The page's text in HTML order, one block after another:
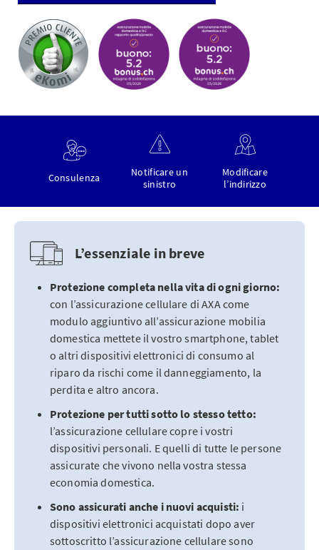
Consulenza
Notificare un
sinistro
Modificare
l’indirizzo
L’essenziale in breve
Protezione completa nella vita di ogni giorno:
con l’assicurazione cellulare di AXA come
modulo aggiuntivo all’assicurazione mobilia
domestica mettete il vostro smartphone, tablet
o altri dispositivi elettronici di consumo al
riparo da rischi come il danneggiamento, la
perdita e altro ancora.
Protezione per tutti sotto lo stesso tetto:
l’assicurazione cellulare copre i vostri
dispositivi personali. E quelli di tutte le persone
assicurate che vivono nella vostra stessa
economia domestica.
Sono assicurati anche i nuovi acquisti: i
dispositivi elettronici acquistati dopo aver
sottoscritto l’assicurazione cellulare sono